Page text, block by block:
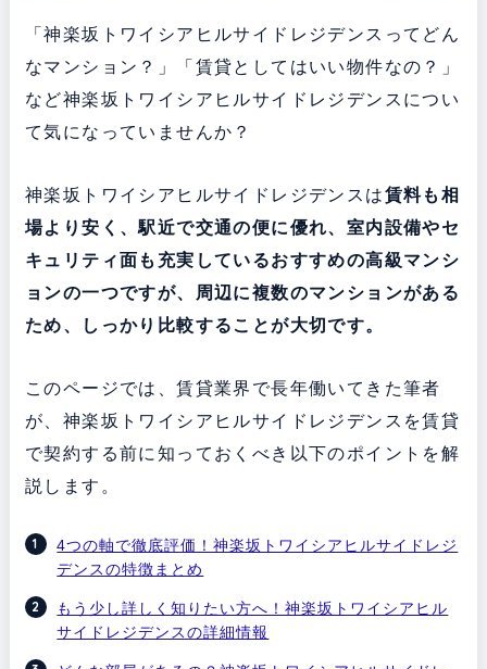
「神楽坂トワイシアヒルサイドレジデンスってどん
なマンション？」「賃貸としてはいい物件なの？」
など神楽坂トワイシアヒルサイドレジデンスについ
て気になっていませんか？
神楽坂トワイシアヒルサイドレジデンスは賃料も相
場より安く、駅近で交通の便に優れ、室内設備やセ
キュリティ面も充実しているおすすめの高級マンシ
ョンの一つですが、周辺に複数のマンションがある
ため、しっかり比較することが大切です。
このページでは、賃貸業界で長年働いてきた筆者
が、神楽坂トワイシアヒルサイドレジデンスを賃貸
で契約する前に知っておくべき以下のポイントを解
説します。
4つの軸で徹底評価！神楽坂トワイシアヒルサイドレジ
デンスの特徴まとめ
もう少し詳しく知りたい方へ！神楽坂トワイシアヒル
サイドレジデンスの詳細情報